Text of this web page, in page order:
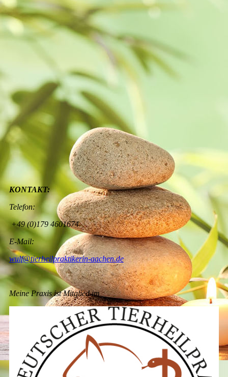
18222104_1456310601057317_2407547561279224121_n
KONTAKT:
Telefon:
+49 (0)179 4601674
E-Mail:
wulf@tierheilpraktikerin-aachen.de
Meine Praxis ist Mitglied im